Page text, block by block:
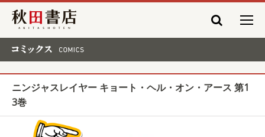
秋田書店
ニンジャスレイヤー キョート・ヘル・オン・アース 第1
3巻